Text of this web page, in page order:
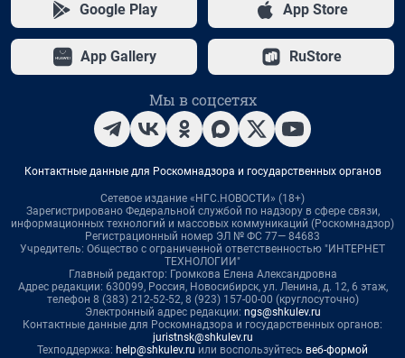
Google Play App Store
App Gallery RuStore
Мы в соцсетях
Контактные данные для Роскомнадзора и государственных органов
Сетевое издание «НГС.НОВОСТИ» (18+)
Зарегистрировано Федеральной службой по надзору в сфере связи,
информационных технологий и массовых коммуникаций (Роскомнадзор)
Регистрационный номер ЭЛ № ФС 77— 84683
Учредитель: Общество с ограниченной ответственностью "ИНТЕРНЕТ
ТЕХНОЛОГИИ"
Главный редактор: Громкова Елена Александровна
Адрес редакции: 630099, Россия, Новосибирск, ул. Ленина, д. 12, 6 этаж,
телефон 8 (383) 212-52-52, 8 (923) 157-00-00 (круглосуточно)
Электронный адрес редакции: ngs@shkulev.ru
Контактные данные для Роскомнадзора и государственных органов:
juristnsk@shkulev.ru
Техподдержка: help@shkulev.ru или воспользуйтесь веб-формой